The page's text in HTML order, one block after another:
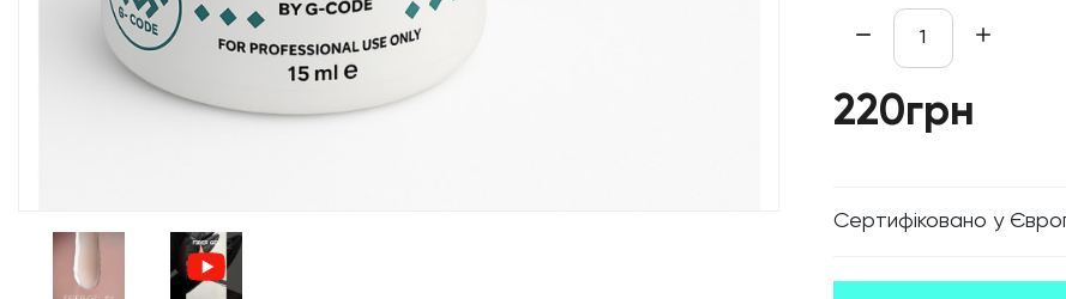
220грн
Cертифіковано у